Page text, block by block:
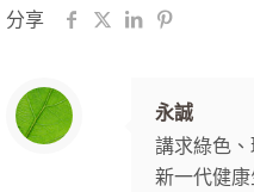
分享
永誠
講求綠色
新一代健康